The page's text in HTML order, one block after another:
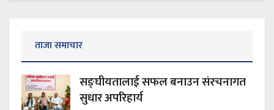
ताजा समाचार
सङ्घीयतालाई सफल बनाउन संरचनागत
सुधार अपरिहार्य